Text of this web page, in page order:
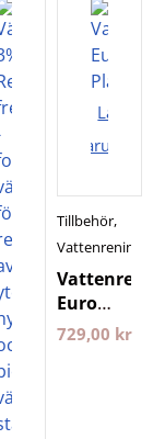
Lägg i
Tillbehör,
Vattenrening
Euro
729,00 kr